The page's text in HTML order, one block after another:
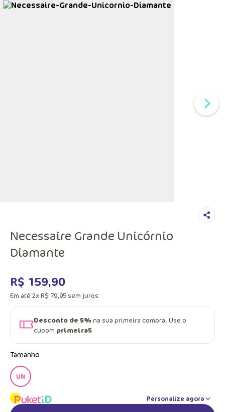
Necessaire Grande Unicórnio
Diamante
R$ 159,90
Em até 2xR$ 79,95 sem juros
Desconto de 5%na sua primeira compra. Use o
cupom primeira5
Tamanho
UN
Personalize agora